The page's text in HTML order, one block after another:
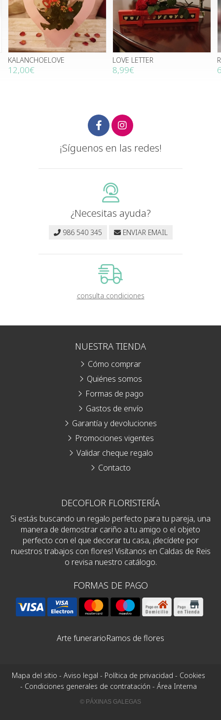
KALANCHOELOVE
12,00€
LOVE LETTER
8,99€
¡Síguenos en las redes!
¿Necesitas ayuda?
986 540 345 ENVIAR EMAIL
consulta condiciones
DECOFLOR FLORISTERÍA
Si estás buscando un regalo perfecto para tu pareja, una
manera de demostrar cariño a tu amigo o el objeto
perfecto con el que decorar tu casa, ¡decídete por
nuestros trabajos con flores! Visítanos en Caldas de Reis
o revisa nuestro catálogo.
FORMAS DE PAGO
NUESTRA TIENDA
Cómo comprar
Quiénes somos
Formas de pago
Gastos de envío
Garantía y devoluciones
Promociones vigentes
Validar cheque regalo
Contacto
Arte funerarioRamos de flores
Mapa del sitio - Aviso legal - Política de privacidad - Cookies
- Condiciones generales de contratación - Área Interna
© PÁXINAS GALEGAS